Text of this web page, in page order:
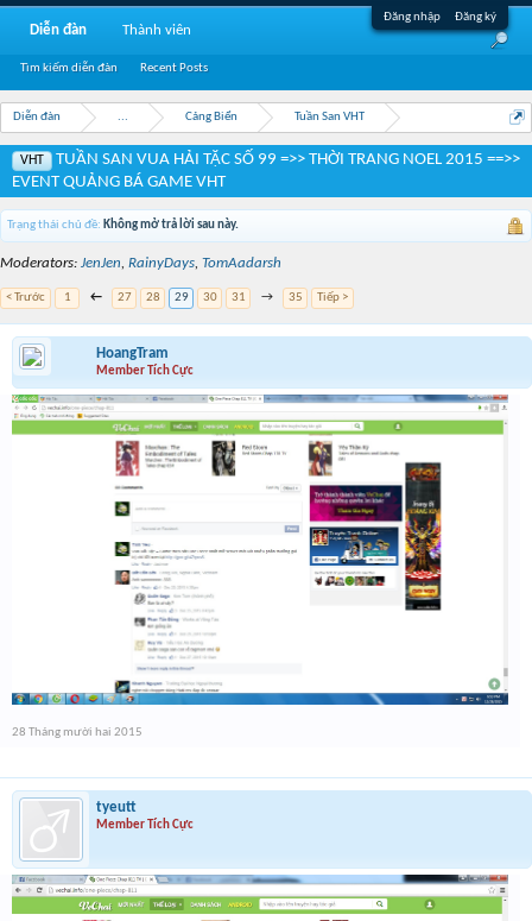
Đăng nhập Đăng ký
Diễn đàn ... Cảng Biển Tuần San VHT
VHT
TUẦN SAN VUA HẢI TẶC SỐ 99 =>> THỜI TRANG NOEL 2015 ==>>
EVENT QUẢNG BÁ GAME VHT
Trạng thái chủ đề: Không mở trả lời sau này.
Moderators: JenJen, RainyDays, TomAadarsh
< Trước 1 ← 27 28 29 30 31 → 35 Tiếp >
HoangTram
Member Tích Cực
28 Tháng mười hai 2015
tyeutt
Member Tích Cực
Diễn đàn
Tìm kiếm diễn đàn Recent Posts
Thành viên